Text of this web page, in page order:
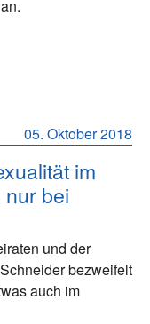
05. Oktober 2018
im
nur bei
und der
bezweifelt
auch im